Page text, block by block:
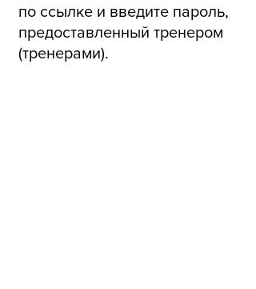
по ссылке и введите пароль,
предоставленный тренером
(тренерами).